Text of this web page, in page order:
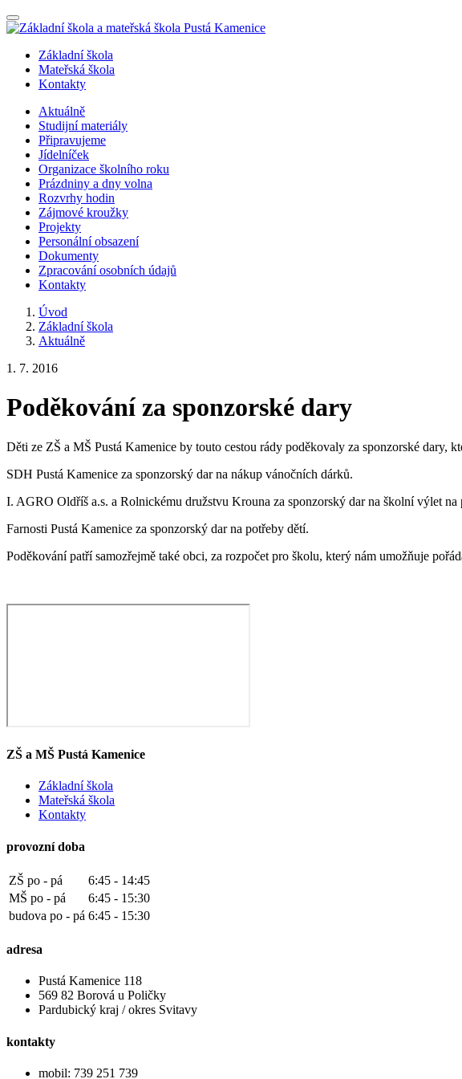
Nabídka
Základní škola
Mateřská škola
Kontakty
Aktuálně
Studijní materiály
Připravujeme
Jídelníček
Organizace školního roku
Prázdniny a dny volna
Rozvrhy hodin
Zájmové kroužky
Projekty
Personální obsazení
Dokumenty
Zpracování osobních údajů
Kontakty
Úvod
Základní škola
Aktuálně
1. 7. 2016
Poděkování za sponzorské dary
Děti ze ZŠ a MŠ Pustá Kamenice by touto cestou rády poděkovaly za sponzorské dary,
SDH Pustá Kamenice za sponzorský dar na nákup vánočních dárků.
I. AGRO Oldříš a.s. a Rolnickému družstvu Krouna za sponzorský dar na školní výlet
Farnosti Pustá Kamenice za sponzorský dar na potřeby dětí.
Poděkování patří samozřejmě také obci, za rozpočet pro školu, který nám umožňuje
ZŠ a MŠ Pustá Kamenice
Základní škola
Mateřská škola
Kontakty
provozní doba
ZŠ po - pá
6:45 - 14:45
MŠ po - pá
6:45 - 15:30
budova po - pá 6:45 - 15:30
adresa
Pustá Kamenice 118
569 82 Borová u Poličky
Pardubický kraj / okres Svitavy
kontakty
mobil: 739 251 739